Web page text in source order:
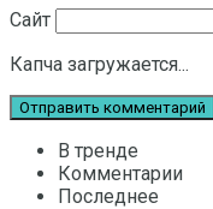
Сайт
Капча загружается...
В тренде
Комментарии
Последнее